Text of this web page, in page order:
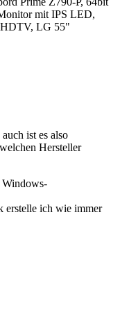
mit IPS LED,
LG 55"
ist es also
Hersteller
Windows-
erstelle ich wie immer